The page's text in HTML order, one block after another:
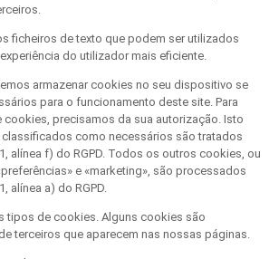
ficheiros de texto que podem ser utilizados
do utilizador mais eficiente.
armazenar cookies no seu dispositivo se
para o funcionamento deste site. Para
precisamos da sua autorização. Isto
como necessários são tratados
alínea f) do RGPD. Todos os outros cookies, ou
e «marketing», são processados
alínea a) do RGPD.
tipos de cookies. Alguns cookies são
terceiros que aparecem nas nossas páginas.